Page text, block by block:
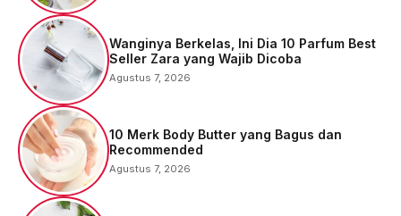
Wanginya Berkelas, Ini Dia 10 Parfum Best
Seller Zara yang Wajib Dicoba
Agustus 7, 2026
10 Merk Body Butter yang Bagus dan
Recommended
Agustus 7, 2026